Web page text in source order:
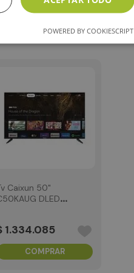
Caixun 50"
DLED
1.334.085
COMPRAR
POWERED BY COOKIESCRIPT